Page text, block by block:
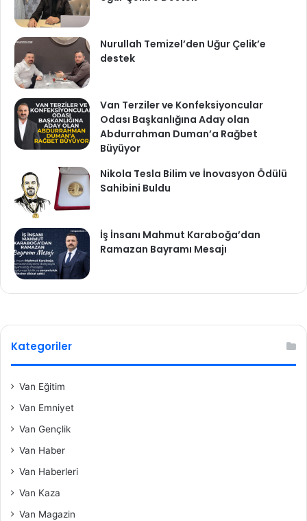
Nurullah Temizel’den Uğur Çelik’e
destek
Van Terziler ve Konfeksiyoncular
Odası Başkanlığına Aday olan
Abdurrahman Duman’a Rağbet
Büyüyor
Nikola Tesla Bilim ve İnovasyon Ödülü
Sahibini Buldu
İş İnsanı Mahmut Karaboğa’dan
Ramazan Bayramı Mesajı
Kategoriler
Van Eğitim
Van Emniyet
Van Gençlik
Van Haber
Van Haberleri
Van Kaza
Van Magazin